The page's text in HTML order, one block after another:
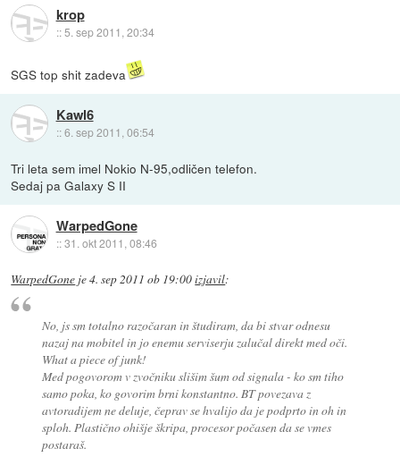
krop
::5. sep 2011, 20:34
SGS top shit zadeva
Kawl6
::6. sep 2011, 06:54
Tri leta sem imel Nokio N-95,odličen telefon.
Sedaj pa Galaxy S II
WarpedGone
::31. okt 2011, 08:46
WarpedGone je4. sep 2011 ob 19:00izjavil:
No, js sm totalno razočaran in študiram, da bi stvar odnesu
nazaj na mobitel in jo enemu serviserju zalučal direkt med oči.
What a piece of junk!
Med pogovorom v zvočniku slišim šum od signala - ko sm tiho
samo poka, ko govorim brni konstantno. BT povezava z
avtoradijem ne deluje, čeprav se hvalijo da je podprto in oh in
sploh. Plastično ohišje škripa, procesor počasen da se vmes
postaraš.